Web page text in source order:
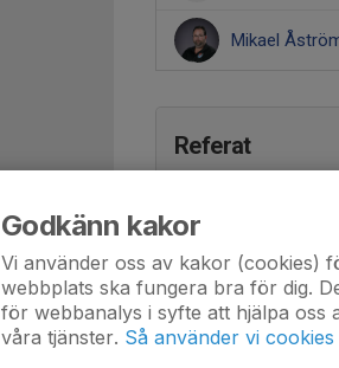
Mikael
Referat
Godkänn kakor
Vi använder oss av kakor (cookies)
webbplats ska fungera bra för dig.
för webbanalys i syfte att hjälpa oss
våra tjänster. Så använder vi cookies